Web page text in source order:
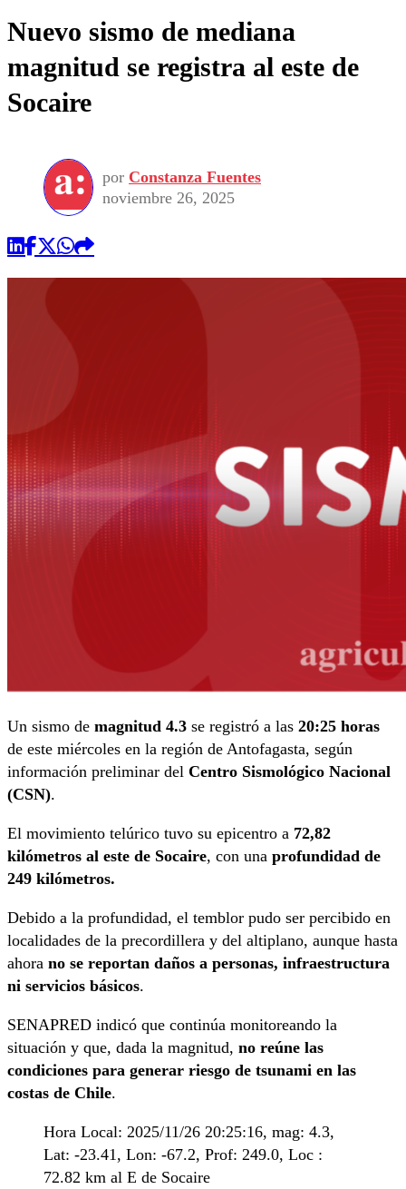
Nuevo sismo de mediana
magnitud se registra al este de
Socaire
por Constanza Fuentes
noviembre 26, 2025
Un sismo de magnitud 4.3 se registró a las 20:25 horas
de este miércoles en la región de Antofagasta, según
información preliminar del Centro Sismológico Nacional
(CSN).
El movimiento telúrico tuvo su epicentro a 72,82
kilómetros al este de Socaire, con una profundidad de
249 kilómetros.
Debido a la profundidad, el temblor pudo ser percibido en
localidades de la precordillera y del altiplano, aunque hasta
ahora no se reportan daños a personas, infraestructura
ni servicios básicos.
SENAPRED indicó que continúa monitoreando la
situación y que, dada la magnitud, no reúne las
condiciones para generar riesgo de tsunami en las
costas de Chile.
Hora Local: 2025/11/26 20:25:16, mag: 4.3,
Lat: -23.41, Lon: -67.2, Prof: 249.0, Loc :
72.82 km al E de Socaire